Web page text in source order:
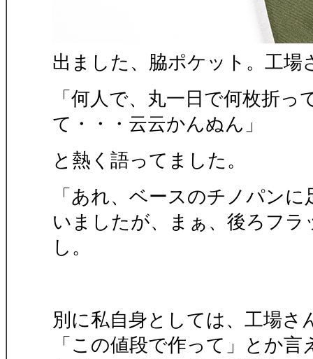
出ました、脇ポケット。工場
「何人で、丸一日で何枚折
て・・・云云かんぬん」
と熱く語ってました。
「あれ、ベースのチノパン
いましたが、まぁ、後ろフ
し。
別に私自身としては、工場
「この値段で作って」とか